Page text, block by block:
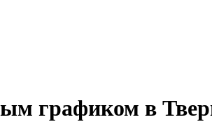
графиком в